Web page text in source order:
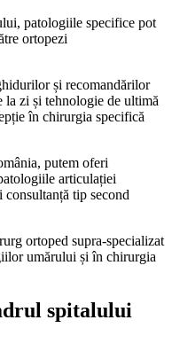
patologiile specifice pot
ortopezi
și recomandărilor
la zi și tehnologie de ultimă
în chirurgia specifică
putem oferi
articulației
tip second
ortoped supra-specializat
umărului și în chirurgia
spitalului